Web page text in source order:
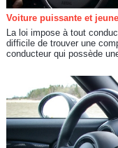
Voiture puissante et
La loi impose à tout
difficile de trouver une
conducteur qui possède